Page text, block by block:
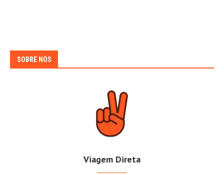
SOBRE NÓS
Viagem Direta